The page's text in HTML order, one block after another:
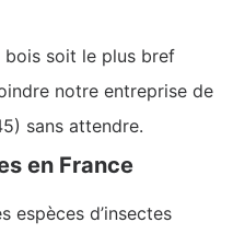
soit le plus bref
notre entreprise de
sans attendre.
en France
espèces d’insectes